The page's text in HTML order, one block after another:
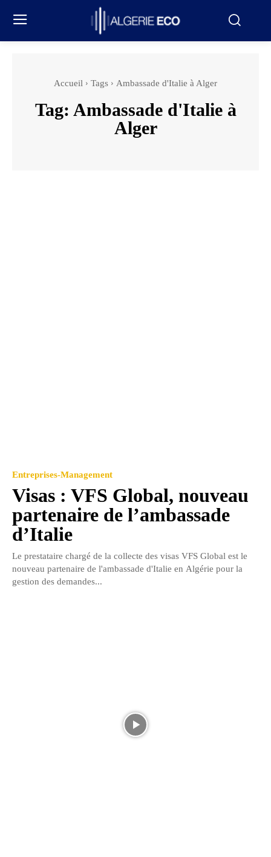
Accueil Tags Ambassade d'Italie à Alger
Tag: Ambassade d'Italie à
Alger
Entreprises-Management
Visas : VFS Global, nouveau
partenaire de l’ambassade
d’Italie
Le prestataire chargé de la collecte des visas VFS Global est le
nouveau partenaire de l'ambassade d'Italie en Algérie pour la
gestion des demandes...